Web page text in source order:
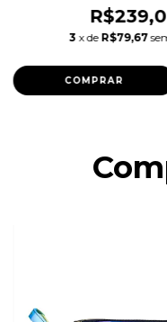
3 x de R$79,67
COMPRAR